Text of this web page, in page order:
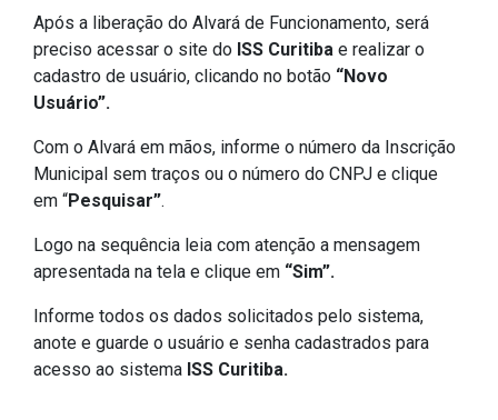
Após a liberação do Alvará de Funcionamento, será
preciso acessar o site do ISS Curitiba e realizar o
cadastro de usuário, clicando no botão “Novo
Usuário”.
Com o Alvará em mãos, informe o número da Inscrição
Municipal sem traços ou o número do CNPJ e clique
em “Pesquisar”.
Logo na sequência leia com atenção a mensagem
apresentada na tela e clique em “Sim”.
Informe todos os dados solicitados pelo sistema,
anote e guarde o usuário e senha cadastrados para
acesso ao sistema ISS Curitiba.